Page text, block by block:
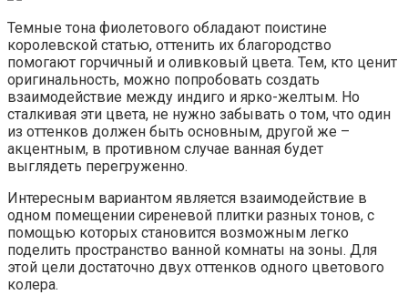
Темные тона фиолетового обладают поистине
королевской статью, оттенить их благородство
помогают горчичный и оливковый цвета. Тем, кто ценит
оригинальность, можно попробовать создать
взаимодействие между индиго и ярко-желтым. Но
сталкивая эти цвета, не нужно забывать о том, что один
из оттенков должен быть основным, другой же –
акцентным, в противном случае ванная будет
выглядеть перегруженно.
Интересным вариантом является взаимодействие в
одном помещении сиреневой плитки разных тонов, с
помощью которых становится возможным легко
поделить пространство ванной комнаты на зоны. Для
этой цели достаточно двух оттенков одного цветового
колера.